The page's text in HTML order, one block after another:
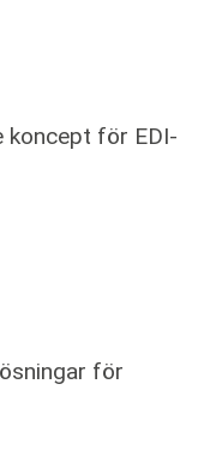
koncept för EDI-
för